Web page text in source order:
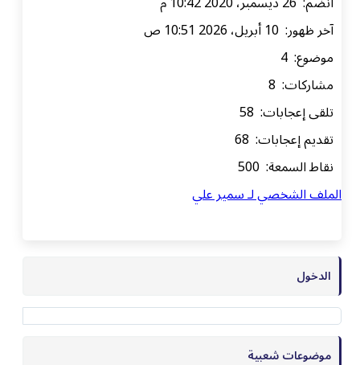
آخر ظهور: 10 أبريل، 2026 10:51 ص
موضوع: 4
مشاركات: 8
تلقى إعجابات: 58
تقديم إعجابات: 68
نقاط السمعة: 500
الملف الشخصي لـ سمير علي
الدخول
موضوعات شعبية